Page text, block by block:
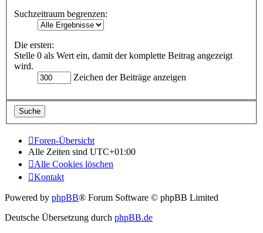
Suchzeitraum begrenzen:
Die ersten:
Stelle 0 als Wert ein, damit der komplette Beitrag angezeigt
wird.
Zeichen der Beiträge anzeigen
Foren-Übersicht
Alle Zeiten sind UTC+01:00
Alle Cookies löschen
Kontakt
Powered by phpBB® Forum Software © phpBB Limited
Deutsche Übersetzung durch phpBB.de